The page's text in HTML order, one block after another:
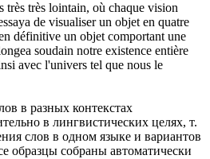
très très lointain, où chaque vision
de visualiser un objet en quatre
définitive un objet comportant une
soudain notre existence entière
avec l'univers tel que nous le
в разных контекстах
в лингвистических целях, т.
слов в одном языке и вариантов
образцы собраны автоматически